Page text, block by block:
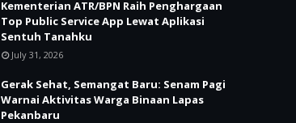
Kementerian ATR/BPN Raih Penghargaan
Top Public Service App Lewat Aplikasi
Sentuh Tanahku
July 31, 2026
Gerak Sehat, Semangat Baru: Senam Pagi
Warnai Aktivitas Warga Binaan Lapas
Pekanbaru